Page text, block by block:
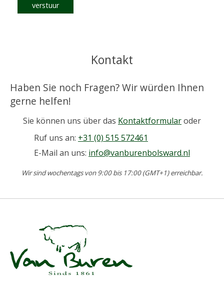
verstuur
Kontakt
Haben Sie noch Fragen? Wir würden Ihnen
gerne helfen!
Sie können uns über das Kontaktformularoder
Ruf uns an: +31 (0) 515 572461
E-Mail an uns: info@vanburenbolsward.nl
Wir sind wochentags von 9:00 bis 17:00 (GMT+1) erreichbar.